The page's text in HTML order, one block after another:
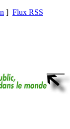
] Flux RSS